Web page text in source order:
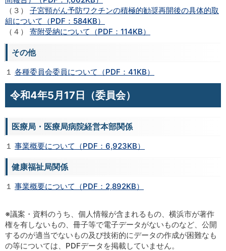
（３） 子宮頸がん予防ワクチンの積極的勧奨再開後の具体的取
組について（PDF：584KB）
（４） 寄附受納について（PDF：114KB）
その他
１ 各種委員会委員について（PDF：41KB）
令和4年5月17日（委員会）
医療局・医療局病院経営本部関係
１ 事業概要について（PDF：6,923KB）
健康福祉局関係
１ 事業概要について（PDF：2,892KB）
※議案・資料のうち、個人情報が含まれるもの、横浜市が著作
権を有しないもの、冊子等で電子データがないものなど、公開
するのが適当でないもの及び技術的にデータの作成が困難なも
の等については、PDFデータを掲載していません。